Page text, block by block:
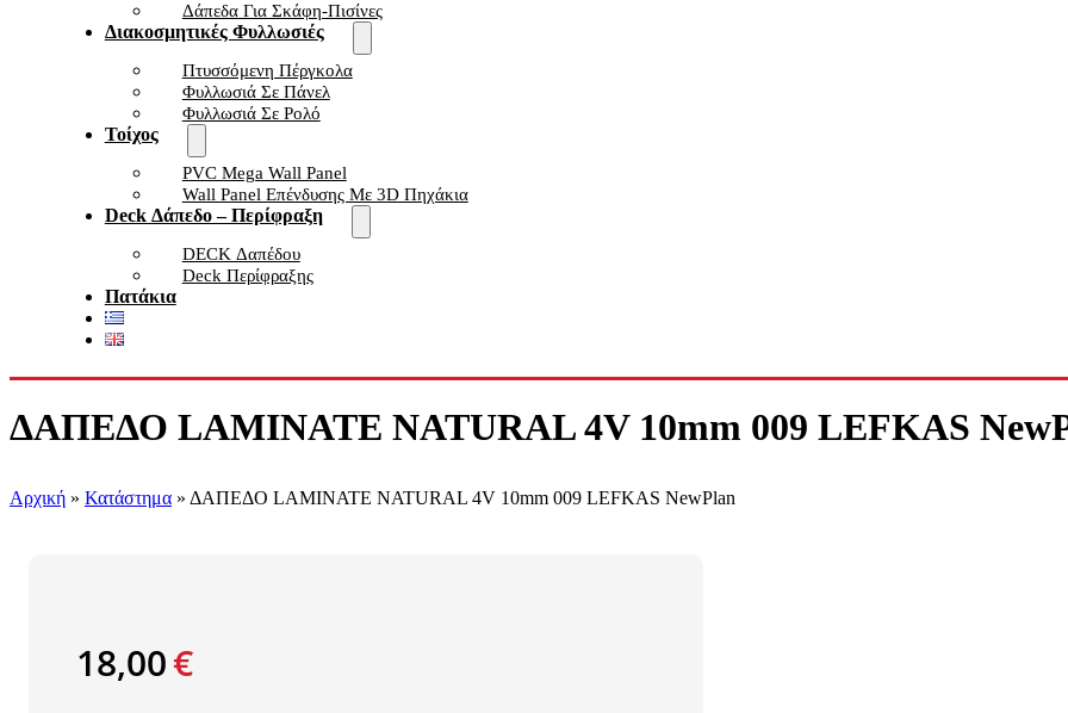
Δάπεδα Για Σκάφη-Πισίνες
Διακοσμητικές Φυλλωσιές
Πτυσσόμενη Πέργκολα
Φυλλωσιά Σε Πάνελ
Φυλλωσιά Σε Ρολό
Τοίχος
PVC Mega Wall Panel
Wall Panel Επένδυσης Με 3D Πηχάκια
Deck Δάπεδο – Περίφραξη
DECK Δαπέδου
Deck Περίφραξης
Πατάκια
ΔΑΠΕΔΟ LAMINATE NATURAL 4V 10mm 009 LEFKAS
Αρχική » Κατάστημα » ΔΑΠΕΔΟ LAMINATE NATURAL 4V 10mm 009 LEFKAS NewPlan
18,00€